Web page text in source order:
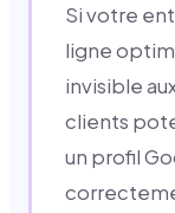
Si votre
ligne
invisible
clients
un profil